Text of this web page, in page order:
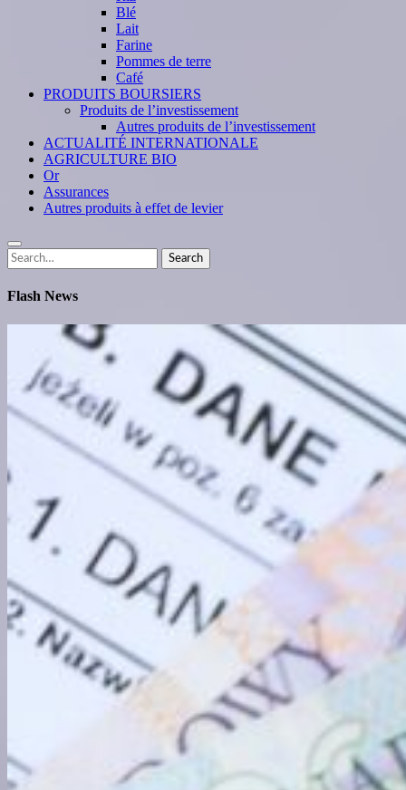
Blé
Lait
Farine
Pommes de terre
Café
PRODUITS BOURSIERS
Produits de l’investissement
Autres produits de l’investissement
ACTUALITÉ INTERNATIONALE
AGRICULTURE BIO
Or
Assurances
Autres produits à effet de levier
Search
for:
Search
Flash News